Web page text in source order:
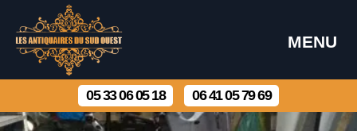
MENU
05 33 06 05 18 06 41 05 79 69